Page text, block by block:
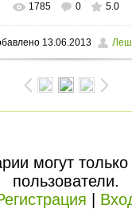
В реальном размере
1600x1173/ 238.4Kb
1785 0 5.0
13.06.2013
могут
пользователи.